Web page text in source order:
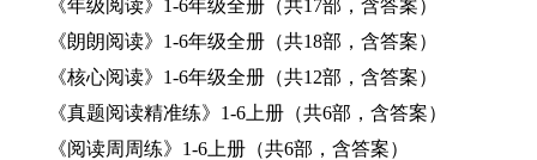
《年级阅读》1-6年级全册（共17部，含答案）
《朗朗阅读》1-6年级全册（共18部，含答案）
《核心阅读》1-6年级全册（共12部，含答案）
《真题阅读精准练》1-6上册（共6部，含答案）
《阅读周周练》1-6上册（共6部，含答案）